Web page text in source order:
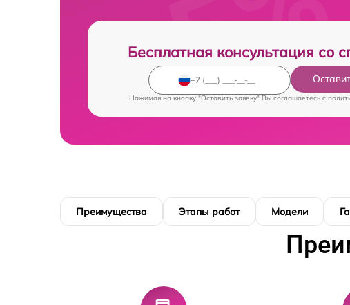
Бесплатная консультация со
Нажимая на кнопку "Оставить заявку" Вы соглашаетесь c
Преимущества Этапы работ Модели